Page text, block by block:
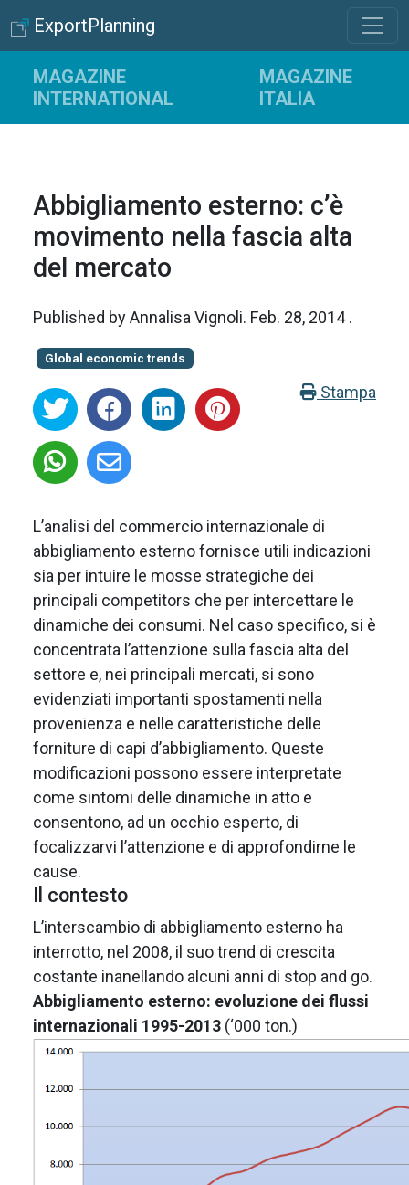
ExportPlanning
MAGAZINE
INTERNATIONAL
MAGAZINE
ITALIA
Abbigliamento esterno: c’è
movimento nella fascia alta
del mercato
Published byAnnalisa Vignoli. Feb. 28, 2014.
Global economic trends
Stampa
L’analisi del commercio internazionale di
abbigliamento esterno fornisce utili indicazioni
sia per intuire le mosse strategiche dei
principali competitors che per intercettare le
dinamiche dei consumi. Nel caso specifico, si è
concentrata l’attenzione sulla fascia alta del
settore e, nei principali mercati, si sono
evidenziati importanti spostamenti nella
provenienza e nelle caratteristiche delle
forniture di capi d’abbigliamento. Queste
modificazioni possono essere interpretate
come sintomi delle dinamiche in atto e
consentono, ad un occhio esperto, di
focalizzarvi l’attenzione e di approfondirne le
cause.
Il contesto
L’interscambio di abbigliamento esterno ha
interrotto, nel 2008, il suo trend di crescita
costante inanellando alcuni anni di stop and go.
Abbigliamento esterno: evoluzione dei flussi
internazionali 1995-2013 (‘000 ton.)